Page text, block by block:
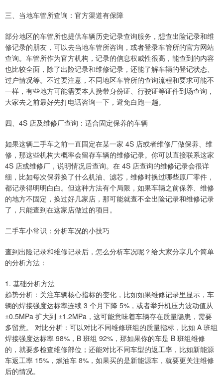
三、当地车管所查询：官方渠道有保障
部分地区的车管所也提供车辆历史记录查询服务，想查出险记录和维
修记录的朋友，可以去当地车管所咨询，或者登录车管所的官方网站
查询。车管所作为官方机构，记录的信息权威性很高，能查到的内容
也比较全面，除了出险记录和维修记录，还能了解车辆的登记状态、
过户情况等。不过要注意，不同地区车管所的查询流程和要求可能不
一样，有些地方可能需要本人携带身份证、行驶证等证件到场查询，
大家去之前最好先打电话咨询一下，避免白跑一趟。
四、4S 店及维修厂查询：适合固定保养的车辆
如果这辆二手车之前一直固定在某一家 4S 店或者维修厂做保养、维
修，那这些机构大概率会留存车辆的维修记录。你可以直接联系这家
4S 店或维修厂，说明情况后查询。在 4S 店查询的维修记录会很详
细，比如每次保养换了什么机油、滤芯，维修时换过哪些原厂零件，
都记录得明明白白。但这种方法有个局限，如果车辆之前保养、维修
的地方不固定，换过好几家店，那可能就查不全出险记录和维修记录
了，只能查到在这家店做过的项目。
二手车小常识：分析车况的小技巧
查到出险记录和维修记录后，怎么分析车况呢？给大家分享几个简单
的分析方法：
1. 基础分析方法
趋势分析：关注车辆核心指标的变化，比如如果维修记录里显示，车
辆的焊接强度达标率连续 3 个月下降 5%，或者举升机压力波动值从
±0.5MPa 扩大到 ±1.2MPa，这可能意味着车辆存在质量隐患，需要
多留意。 对比分析：可以对比不同维修班组的质量指标，比如 A 班组
焊接强度达标率 98%，B 班组 92%，那如果你的车是 B 班组维修
的，就要多检查维修部位；还能对比不同车型的返工率，比如新能源
车返工率 15%，燃油车 8%，如果买的是新能源车，就要更关注维修
后的情况。